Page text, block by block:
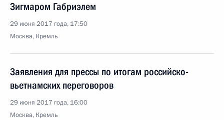
Зигмаром Габриэлем
29 июня 2017 года, 17:50
Москва, Кремль
Заявления для прессы по итогам российско-
вьетнамских переговоров
29 июня 2017 года, 16:00
Москва, Кремль